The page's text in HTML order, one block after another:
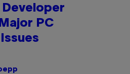
Developer
PC